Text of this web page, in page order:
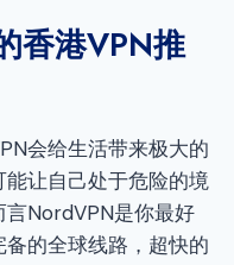
香港VPN推
会给生活带来极大的
让自己处于危险的境
NordVPN是你最好
的全球线路，超快的